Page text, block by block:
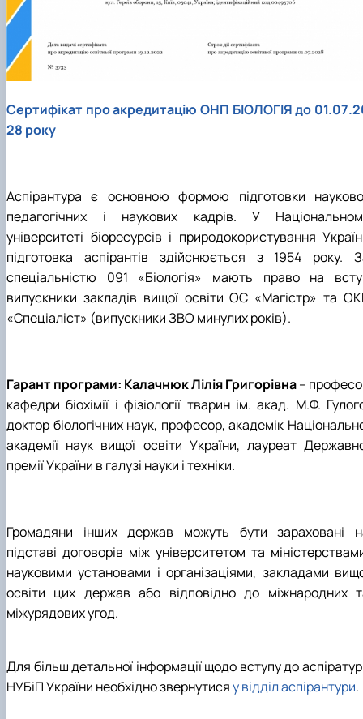
Забезпечення ОПП «Екологічний контроль
Сертифікат про акредитацію ОНП БІОЛОГІЯ до
28 року
Аспірантура є основною формою підготовки
педагогічних і наукових кадрів. У
університеті біоресурсів і природокористування
підготовка аспірантів здійснюється з 1954 року.
спеціальністю 091 «Біологія» мають право на
випускники закладів вищої освіти ОС «Магістр» та
«Спеціаліст» (випускники ЗВО минулих років).
Гарант програми: Калачнюк Лілія Григорівна–
кафедри біохімії і фізіології тварин ім. акад. М.Ф.
доктор біологічних наук, професор, академік
академії наук вищої освіти України, лауреат
премії України в галузі науки і техніки.
Громадяни інших держав можуть бути зараховані
підставі договорів між університетом та
науковими установами і організаціями, закладами
освіти цих держав або відповідно до міжнародних
міжурядових угод.
Для більш детальної інформації щодо вступу до
НУБіП України необхідно звернутисяу відділ аспірантури.